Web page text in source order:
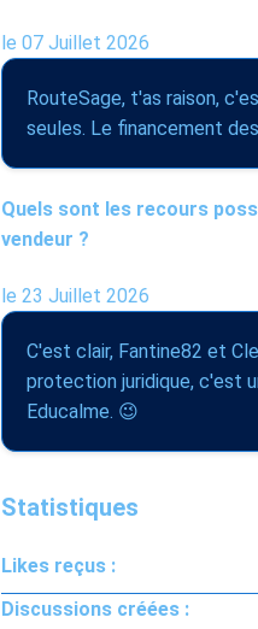
le 07 Juillet 2026
RouteSage, t'as raison,
seules. Le financement
Quels sont les recours
vendeur ?
le 23 Juillet 2026
C'est clair, Fantine82 et
protection juridique, c'est
Educalme. 😉
Statistiques
Likes reçus :
Discussions créées :